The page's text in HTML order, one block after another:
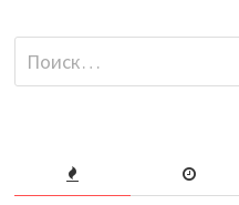
Найти: